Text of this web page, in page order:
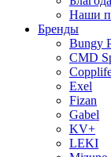
Наши
Бренды
Bungy
CMD
Exel
Fizan
Gabel
KV+
LEKI